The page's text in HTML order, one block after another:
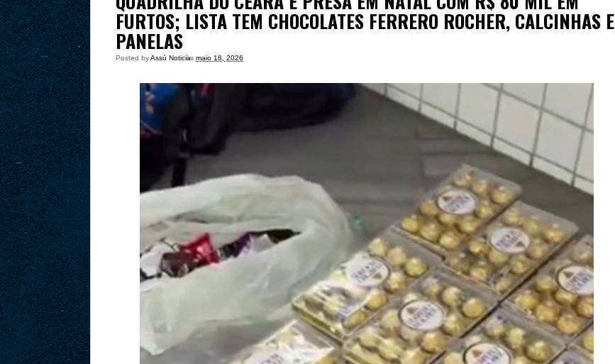
FURTOS; LISTA TEM CHOCOLATES FERRERO ROCHER, CALCINHAS E
PANELAS
Posted byAssú Noticia
às maio 18, 2026